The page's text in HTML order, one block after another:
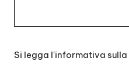
legga
Si legga l'informativa